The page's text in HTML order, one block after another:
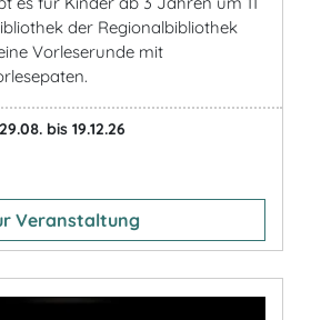
der Regionalbibliothek
Vorleserunde mit
29.08. bis 19.12.26
Veranstaltung